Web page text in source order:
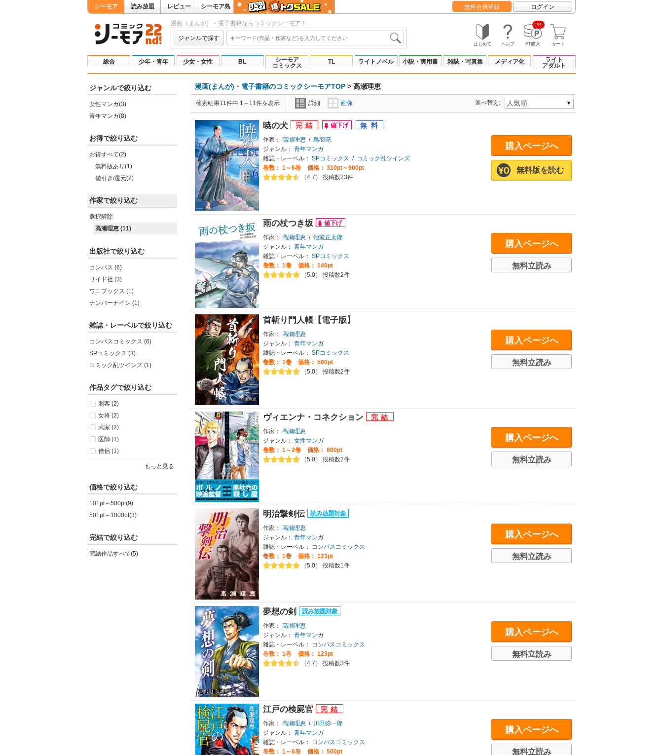
シーモア 読み放題 レビュー シーモア島 無料会員登録 ログイン
漫画（まんが）・電子書籍ならコミックシーモア！
ジャンルで探す
はじめて ヘルプ
UP!
PT購入 カート
総合 少年・青年 少女・女性 BL
シーモア
コミックス
TL ライトノベル 小説・実用書 雑誌・写真集 メディア化
ライト
アダルト
ジャンルで絞り込む
女性マンガ(3)
青年マンガ(8)
お得で絞り込む
お得すべて(2)
無料版あり(1)
値引き/還元(2)
作家で絞り込む
選択解除
高瀬理恵 (11)
出版社で絞り込む
コンパス (6)
リイド社 (3)
ワニブックス (1)
ナンバーナイン (1)
雑誌・レーベルで絞り込む
コンパスコミックス (6)
SPコミックス (3)
コミック乱ツインズ (1)
作品タグで絞り込む
刺客 (2)
女将 (2)
武家 (2)
医師 (1)
僧侶 (1)
もっと見る
価格で絞り込む
101pt～500pt(9)
501pt～1000pt(3)
完結で絞り込む
完結作品すべて(5)
漫画(まんが)・電子書籍のコミックシーモアTOP > 高瀬理恵
検索結果11件中 1～11件を表示 詳細 画像 並べ替え:
暁の犬
作家： 高瀬理恵 / 鳥羽亮
ジャンル： 青年マンガ
雑誌・レーベル： SPコミックス / コミック乱ツインズ
巻数： 1～6巻
価格： 310pt～900pt
（4.7） 投稿数23件
購入ページへ
無料版を読む
雨の杖つき坂
作家： 高瀬理恵 / 池波正太郎
ジャンル： 青年マンガ
雑誌・レーベル： SPコミックス
巻数： 1巻
価格： 140pt
（5.0） 投稿数2件
購入ページへ
無料立読み
首斬り門人帳【電子版】
作家： 高瀬理恵
ジャンル： 青年マンガ
雑誌・レーベル： SPコミックス
巻数： 1巻
価格： 500pt
（5.0） 投稿数2件
購入ページへ
無料立読み
ヴィエンナ・コネクション
作家： 高瀬理恵
ジャンル： 女性マンガ
巻数： 1～2巻
価格： 800pt
（5.0） 投稿数2件
購入ページへ
無料立読み
明治撃剣伝
作家： 高瀬理恵
ジャンル： 青年マンガ
雑誌・レーベル：
コンパスコミックス
巻数： 1巻
価格： 123pt
（5.0） 投稿数1件
購入ページへ
無料立読み
夢想の剣
作家： 高瀬理恵
ジャンル： 青年マンガ
雑誌・レーベル：
コンパスコミックス
巻数： 1巻
価格： 123pt
（4.7） 投稿数3件
購入ページへ
無料立読み
江戸の検屍官
作家： 高瀬理恵 /
川田弥一郎
ジャンル： 青年マンガ
雑誌・レーベル：
コンパスコミックス
巻数： 1～6巻
価格： 500pt
購入ページへ
無料立読み